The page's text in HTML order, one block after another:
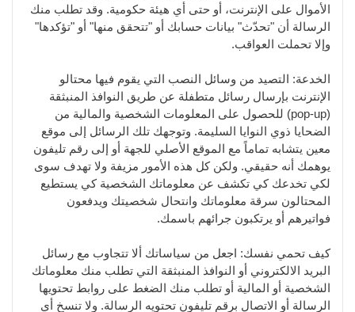
الأموال على الإنترنت، أو حتى أي هيئة حكومية. وقد تطلب منك
الرسالة أن "تحدّث" بيانات حسابك أو "تتحقق منها" أو "تؤكدها"
وإلا تحملت العواقب.
الخدعة: التصيد من وسائل النصب التي يقوم فيها محتالو
الإنترنت بإرسال رسائل متطفلة عن طريق النوافذ المنبثقة
(pop-up) للحصول على المعلومات الشخصية والمالية من
الضحايا ذوي النوايا السليمة. وتوجهك تلك الرسائل إلى موقع
معين يتشابه تماماً مع الموقع الأصلي للجهة أو إلى رقم تليفون
يوهمك أنه حقيقي. ولكن كل هذه الأمور مزيفة ولا تهدف سوى
لكي تخدعك كي تكشف عن معلوماتك الشخصية كي يستطيع
المحتالون سرقة معلوماتك وانتحال شخصيتك ويدفعون
فواتيرهم أو يرتكبون جرائهم باسمك.
كيف تحمي نفسك: اجعل من سياساتك ألا تتجاوب مع رسائل
البريد الالكتروني أو النوافذ المنبثقة التي تطلب منك معلوماتك
الشخصية أو المالية أو تطلب منك الضغط على روابط تحتويها
الرسالة أو الاتصال برقم تليفون تحتويه الرسالة. ولا تنسخ أي